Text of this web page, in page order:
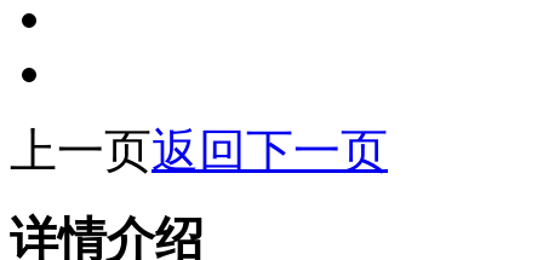
上一页返回下一页
详情介绍